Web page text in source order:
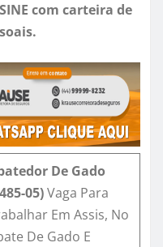
com carteira de
De Gado
05)Vaga Para
Em Assis, No
De Gado E